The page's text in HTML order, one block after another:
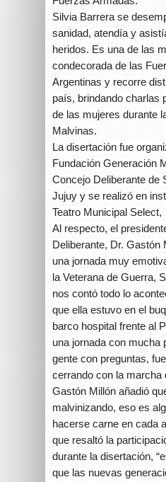
Silvia Barrera se
sanidad, atendía y
heridos. Es una de las
condecorada de las
Argentinas y recorre
país, brindando charlas
de las mujeres durante
Malvinas.
La disertación fue
Fundación Generación
Concejo Deliberante de
Jujuy y se realizó en
Teatro Municipal Select,
Al respecto, el
Deliberante, Dr. Gastón
una jornada muy
la Veterana de Guerra,
nos contó todo lo
que ella estuvo en el
barco hospital frente al
una jornada con mucha
gente con preguntas,
cerrando con la marcha
Gastón Millón añadió
malvinizando, eso es
hacerse carne en cada
que resaltó la
durante la disertación,
que las nuevas